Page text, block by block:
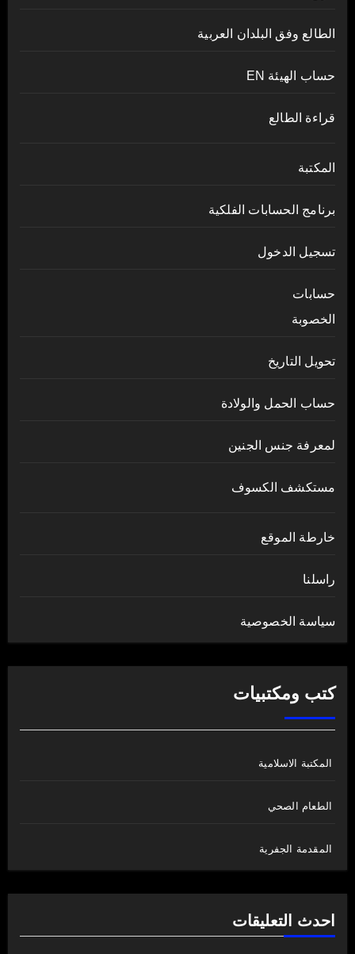
الطالع وفق البلدان العربية
حساب الهيئة EN
قراءة الطالع
المكتبة
برنامج الحسابات الفلكية
تسجيل الدخول
حسابات
الخصوبة
تحويل التاريخ
حساب الحمل والولادة
لمعرفة جنس الجنين
مستكشف الكسوف
خارطة الموقع
راسلنا
سياسة الخصوصية
كتب ومكتبيات
المكتبة الاسلامية
الطعام الصحي
المقدمة الجفرية
احدث التعليقات